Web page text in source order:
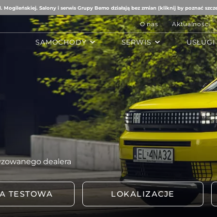
Mogileńskiej. Salony i serwis Grupy Bemo działają bez zmian (kliknij by poznać
O nas Aktualności
SAMOCHODY SERWIS USŁUGI
AUTO STUDIO
Mercedes-Benz
BEMO MOTORS
Ford
dealera
TESTOWA LOKALIZACJE